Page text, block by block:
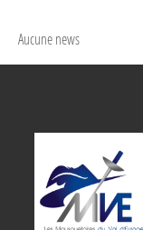
Aucune news